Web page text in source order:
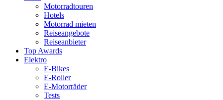
Motorradtouren
Hotels
Motorrad mieten
Reiseangebote
Reiseanbieter
Top Awards
Elektro
E-Bikes
E-Roller
E-Motorräder
Tests